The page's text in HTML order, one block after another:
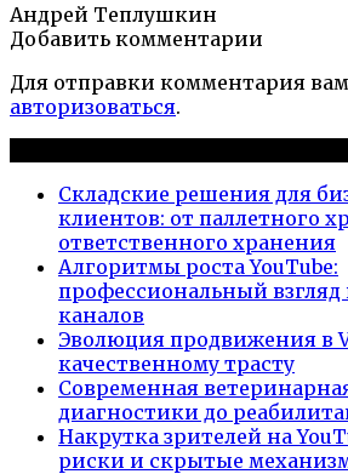
Андрей Теплушкин
Добавить комментарии
Для отправки комментария
авторизоваться.
Складские решения для
клиентов: от паллетного
ответственного хранения
Алгоритмы роста YouTube:
профессиональный взгляд
каналов
Эволюция продвижения в
качественному трасту
Современная
диагностики до
Накрутка зрителей на
риски и скрытые